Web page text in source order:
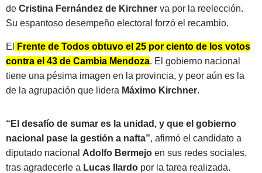
de Cristina Fernández de Kirchner va por la reelección.
Su espantoso desempeño electoral forzó el recambio.
El
Frente de Todos obtuvo el 25 por ciento de los votos
contra el 43 de Cambia Mendoza. El gobierno nacional
tiene una pésima imagen en la provincia, y peor aún es la
de la agrupación que lidera Máximo Kirchner.
“El desafío de sumar es la unidad, y que el gobierno
nacional pase la gestión a nafta”, afirmó el candidato a
diputado nacional Adolfo Bermejo en sus redes sociales,
tras agradecerle a Lucas Ilardo por la tarea realizada.